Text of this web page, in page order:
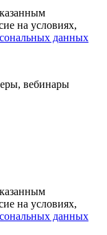
на условиях,
данных
вебинары
на условиях,
данных